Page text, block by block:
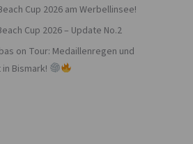
Cup 2026 am Werbellinsee!
Cup 2026 – Update No.2
on Tour: Medaillenregen und
Bismark!